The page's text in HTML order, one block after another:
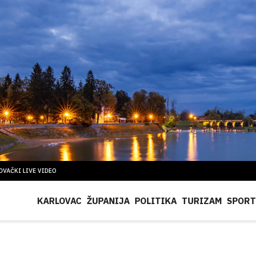
LIVE VIDEO
KARLOVAC ŽUPANIJA POLITIKA TURIZAM SPORT